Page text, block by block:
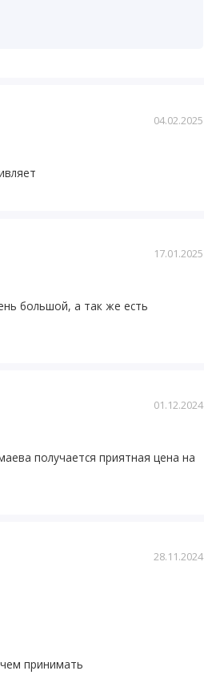
04.02.2025
17.01.2025
большой, а так же есть
01.12.2024
получается приятная цена на
28.11.2024
принимать